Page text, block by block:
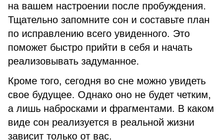
на вашем настроении после пробуждения.
Тщательно запомните сон и составьте план
по исправлению всего увиденного. Это
поможет быстро прийти в себя и начать
реализовывать задуманное.
Кроме того, сегодня во сне можно увидеть
свое будущее. Однако оно не будет четким,
а лишь набросками и фрагментами. В каком
виде сон реализуется в реальной жизни
зависит только от вас.